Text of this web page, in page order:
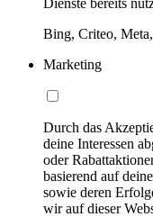
Dienste bereits
Bing, Criteo,
Marketing
Durch das
deine Interessen
oder
basierend auf
sowie deren
wir auf dieser